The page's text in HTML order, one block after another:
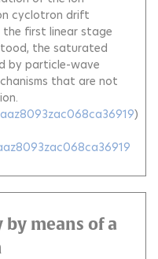
cyclotron drift
first linear stage
the saturated
by particle-wave
that are not
)
by means of a